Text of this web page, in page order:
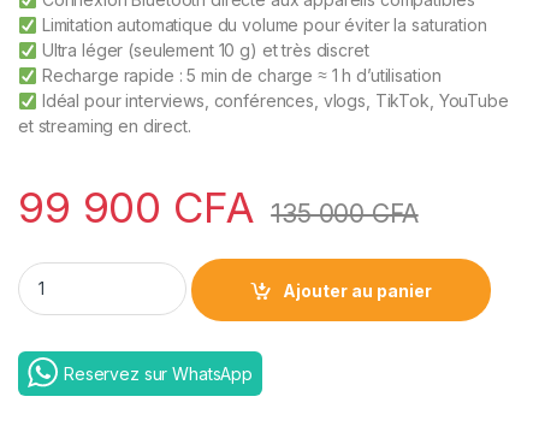
Limitation automatique du volume pour éviter la saturation
Ultra léger (seulement 10 g) et très discret
Recharge rapide : 5 min de charge ≈ 1 h d’utilisation
Idéal pour interviews, conférences, vlogs, TikTok, YouTube
et streaming en direct.
99 900 CFA 135 000CFA
DJI Mic Mini 2 quantity
Ajouter au panier
Reservez sur WhatsApp